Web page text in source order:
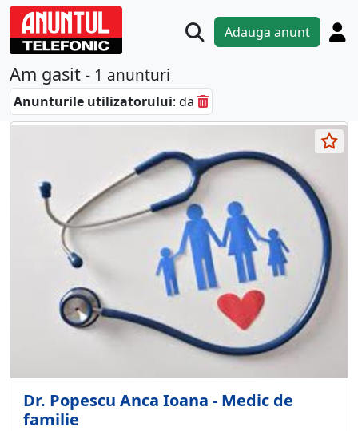
Adauga anunt
Am gasit - 1 anunturi
Anunturile utilizatorului: da
Dr. Popescu Anca Ioana - Medic de
familie